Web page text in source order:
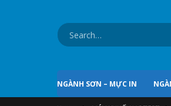
NGÀNH SƠN – MỰC IN